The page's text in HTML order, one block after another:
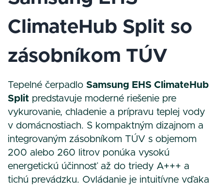
ClimateHub Split so
zásobníkom TÚV
Tepelné čerpadlo Samsung EHS ClimateHub
Split predstavuje moderné riešenie pre
vykurovanie, chladenie a prípravu teplej vody
v domácnostiach. S kompaktným dizajnom a
integrovaným zásobníkom TÚV s objemom
200 alebo 260 litrov ponúka vysokú
energetickú účinnosť až do triedy A+++ a
tichú prevádzku. Ovládanie je intuitívne vďaka